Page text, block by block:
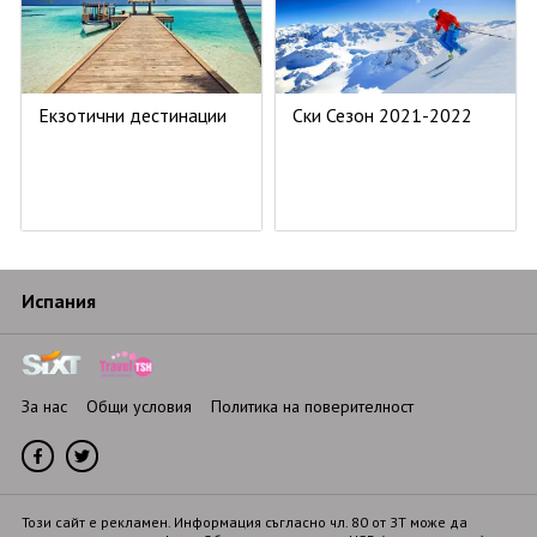
02 931 00 62 Проверка на резервация
ПОСЛЕДВАЙТЕ НИ
Екзотични дестинации Ски Сезон 2021-2022
Испания
За нас Общи условия Политика на поверителност
Този сайт е рекламен. Информация съгласно чл. 80 от ЗТ може да